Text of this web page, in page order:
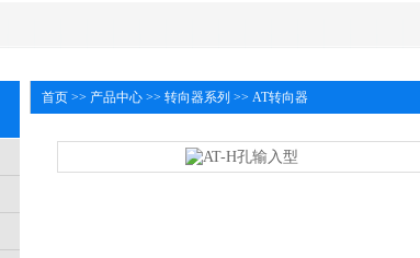
首页 >> 产品中心 >> 转向器系列 >> AT转向器